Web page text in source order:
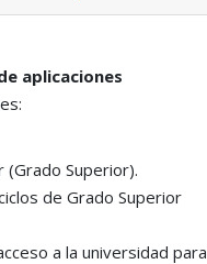
aplicaciones
Superior).
de Grado Superior
a la universidad para